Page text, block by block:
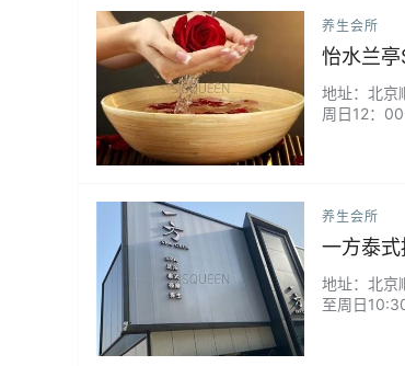
养生会所
怡水兰亭
地址：北京
周日12：
养生会所
一方泰式
地址：北京
至周日